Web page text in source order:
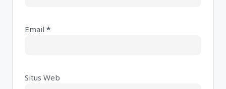
Email *
Situs Web
r
v